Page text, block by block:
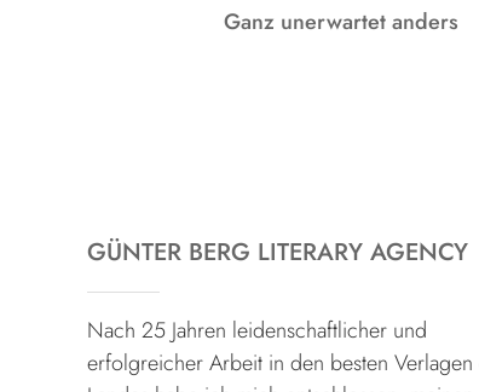
Ganz unerwartet anders
GÜNTER BERG LITERARY AGENCY
Nach 25 Jahren leidenschaftlicher und
erfolgreicher Arbeit in den besten Verlagen